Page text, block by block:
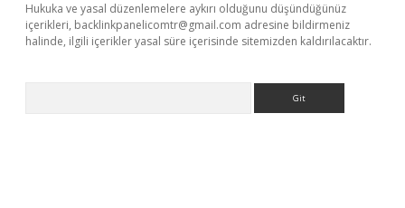
Hukuka ve yasal düzenlemelere aykırı olduğunu düşündüğünüz
içerikleri, backlinkpanelicomtr@gmail.com adresine bildirmeniz
halinde, ilgili içerikler yasal süre içerisinde sitemizden kaldırılacaktır.